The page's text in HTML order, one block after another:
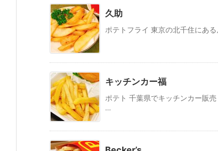
久助
ポテトフライ 東京の北千住にあ
キッチンカー福
ポテト 千葉県でキッチンカー販
...